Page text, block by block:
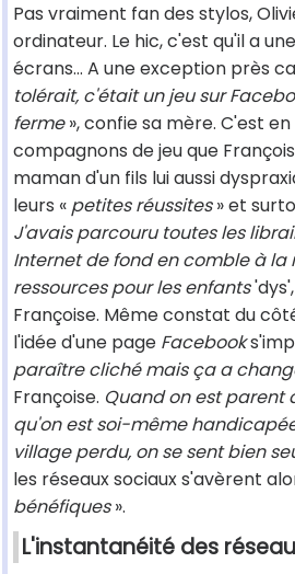
Pas vraiment fan des stylos,
ordinateur. Le hic, c'est qu'il a
écrans... A une exception près
tolérait, c'était un jeu sur
ferme», confie sa mère. C'est
compagnons de jeu que
maman d'un fils lui aussi
leurs « petites réussites» et
J'avais parcouru toutes les
Internet de fond en comble à la
ressources pour les enfants'dys',
Françoise. Même constat du
l'idée d'une page Facebook
paraître cliché mais ça a
Françoise. Quand on est parent
qu'on est soi-même
village perdu, on se sent bien
les réseaux sociaux s'avèrent
bénéfiques».
L'instantanéité des